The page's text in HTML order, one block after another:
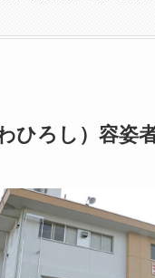
ひろし）容